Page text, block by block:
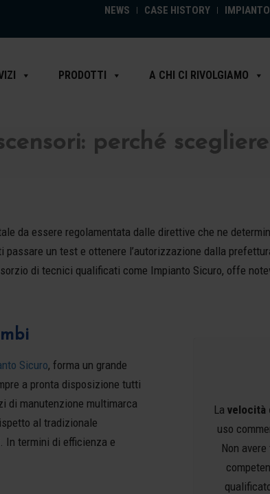
NEWS CASE HISTORY
PRODOTTI A CHI CI RIVOLGIAMO
perché
da essere regolamentata dalle direttive che ne
un test e ottenere l’autorizzazione dalla
di tecnici qualificati come Impianto Sicuro, offe
Sicuro, forma un grande
a pronta disposizione tutti
di manutenzione multimarca
al tradizionale
In termini di efficienza e
Lavelocità
uso
Non